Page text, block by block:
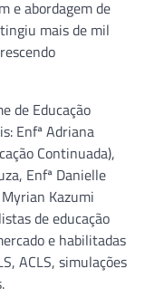
e abordagem de
mais de mil
de Educação
Enfª Adriana
Continuada),
Enfª Danielle
Kazumi
de educação
e habilitadas
ACLS, simulações